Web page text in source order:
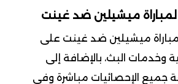
لمباراة ميشيلين ضد غينت
ميشيلين ضد غينت على
وخدمات البث، بالإضافة إلى
جميع الإحصائيات مباشرة وفي